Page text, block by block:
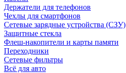
Держатели для телефонов
Чехлы для смартфонов
Сетевые зарядные устройства (СЗУ)
Защитные стекла
Флеш-накопители и карты памяти
Переходники
Сетевые фильтры
Всё для авто